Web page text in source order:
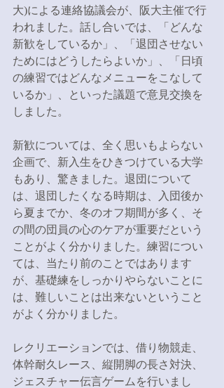
大)による連絡協議会が、阪大主催で行
われました。話し合いでは、「どんな
新歓をしているか」、「退団させない
ためにはどうしたらよいか」、「日頃
の練習ではどんなメニューをこなして
いるか」、といった議題で意見交換を
しました。
新歓については、全く思いもよらない
企画で、新入生をひきつけている大学
もあり、驚きました。退団について
は、退団したくなる時期は、入団後か
ら夏までか、冬のオフ期間が多く、そ
の間の団員の心のケアが重要だという
ことがよく分かりました。練習につい
ては、当たり前のことではあります
が、基礎練をしっかりやらないことに
は、難しいことは出来ないということ
がよく分かりました。
レクリエーションでは、借り物競走、
体幹耐久レース、縦開脚の長さ対決、
ジェスチャー伝言ゲームを行いまし